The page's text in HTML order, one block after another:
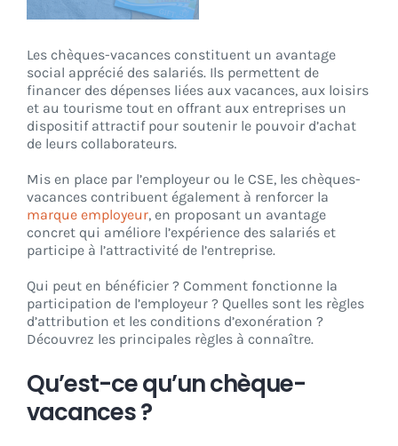
Les chèques-vacances constituent un avantage
social apprécié des salariés. Ils permettent de
financer des dépenses liées aux vacances, aux loisirs
et au tourisme tout en offrant aux entreprises un
dispositif attractif pour soutenir le pouvoir d’achat
de leurs collaborateurs.
Mis en place par l’employeur ou le CSE, les chèques-
vacances contribuent également à renforcer la
marque employeur, en proposant un avantage
concret qui améliore l’expérience des salariés et
participe à l’attractivité de l’entreprise.
Qui peut en bénéficier ? Comment fonctionne la
participation de l’employeur ? Quelles sont les règles
d’attribution et les conditions d’exonération ?
Découvrez les principales règles à connaître.
Qu’est-ce qu’un chèque-
vacances ?